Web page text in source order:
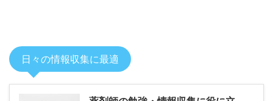
日々の情報収集に最適